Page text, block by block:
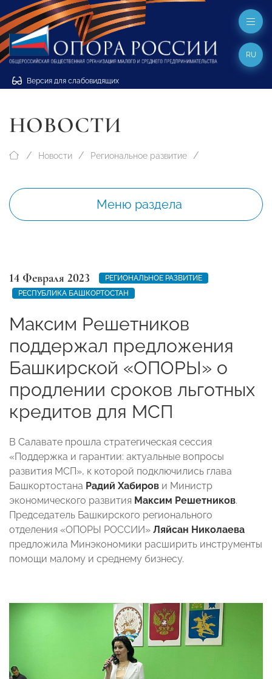
Версия для слабовидящих
RU
НОВОСТИ
Новости Региональное развитие
Меню раздела
14 Февраля 2023
РЕГИОНАЛЬНОЕ РАЗВИТИЕ
РЕСПУБЛИКА БАШКОРТОСТАН
Максим Решетников
поддержал предложения
Башкирской «ОПОРЫ» о
продлении сроков льготных
кредитов для МСП
В Салавате прошла стратегическая сессия
«Поддержка и гарантии: актуальные вопросы
развития МСП», к которой подключились глава
Башкортостана Радий Хабиров и Министр
экономического развития Максим Решетников.
Председатель Башкирского регионального
отделения «ОПОРЫ РОССИИ» Ляйсан Николаева
предложила Минэкономики расширить инструменты
помощи малому и среднему бизнесу.